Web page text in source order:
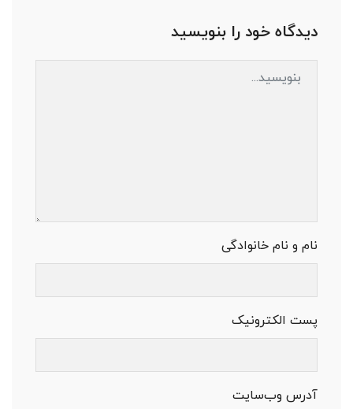
دیدگاه خود را بنویسید
نام و نام خانوادگی
پست الکترونیک
آدرس وب‌سایت